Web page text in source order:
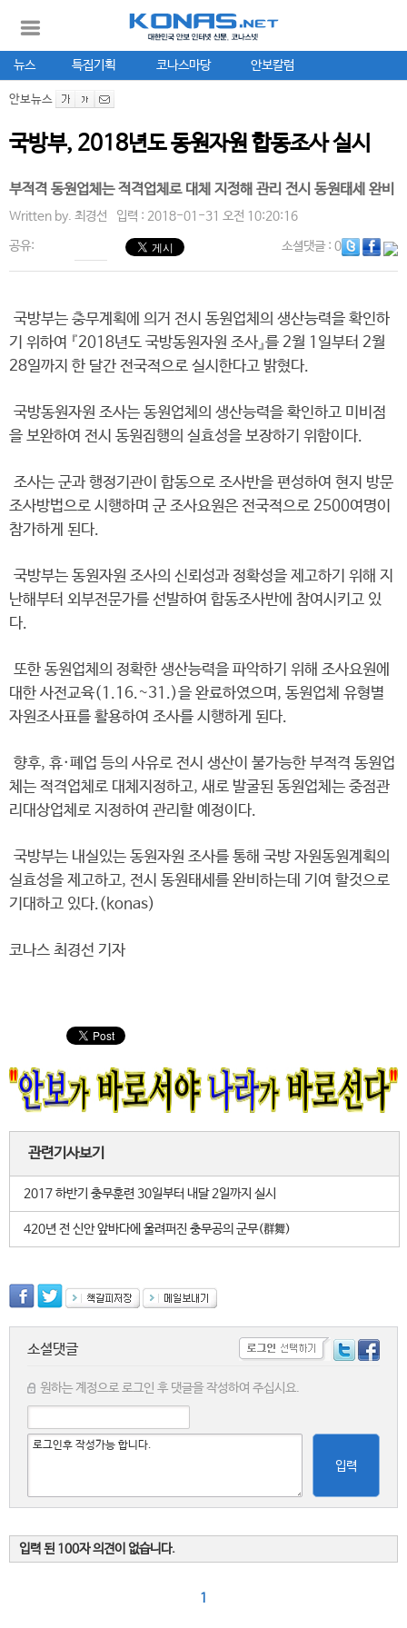
뉴스 특집기획 코나스마당 안보칼럼
안보뉴스
국방부, 2018년도 동원자원 합동조사 실시
부적격 동원업체는 적격업체로 대체 지정해 관리 전시 동원태세 완비
Written by. 최경선 입력 : 2018-01-31 오전 10:20:16
공유: 소셜댓글: 0
국방부는 충무계획에 의거 전시 동원업체의 생산능력을 확인하
기 위하여 『2018년도 국방동원자원 조사』를 2월 1일부터 2월
28일까지 한 달간 전국적으로 실시한다고 밝혔다.
국방동원자원 조사는 동원업체의 생산능력을 확인하고 미비점
을 보완하여 전시 동원집행의 실효성을 보장하기 위함이다.
조사는 군과 행정기관이 합동으로 조사반을 편성하여 현지 방문
조사방법으로 시행하며 군 조사요원은 전국적으로 2500여명이
참가하게 된다.
국방부는 동원자원 조사의 신뢰성과 정확성을 제고하기 위해 지
난해부터 외부전문가를 선발하여 합동조사반에 참여시키고 있
다.
또한 동원업체의 정확한 생산능력을 파악하기 위해 조사요원에
대한 사전교육(1.16.~31.)을 완료하였으며, 동원업체 유형별
자원조사표를 활용하여 조사를 시행하게 된다.
향후, 휴·폐업 등의 사유로 전시 생산이 불가능한 부적격 동원업
체는 적격업체로 대체지정하고, 새로 발굴된 동원업체는 중점관
리대상업체로 지정하여 관리할 예정이다.
국방부는 내실있는 동원자원 조사를 통해 국방 자원동원계획의
실효성을 제고하고, 전시 동원태세를 완비하는데 기여 할것으로
기대하고 있다.(konas)
코나스 최경선 기자
관련기사보기
2017 하반기 충무훈련 30일부터 내달 2일까지 실시
420년 전 신안 앞바다에 울려퍼진 충무공의 군무(群舞)
소셜댓글
원하는 계정으로 로그인 후 댓글을 작성하여 주십시요.
입력
입력 된 100자 의견이 없습니다.
1